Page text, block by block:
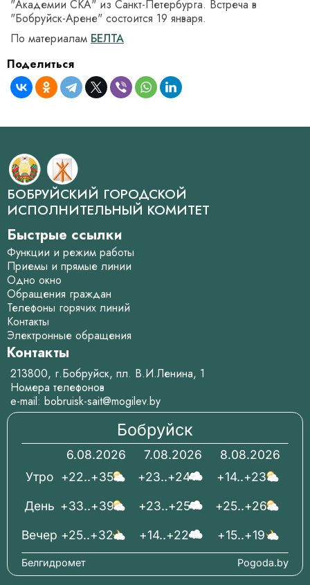
"Академии СКА" из Санкт-Петербурга. Встреча в
"Бобруйск-Арене" состоится 19 января.
По материалам БЕЛТА
Поделиться
БОБРУЙСКИЙ ГОРОДСКОЙ
ИСПОЛНИТЕЛЬНЫЙ КОМИТЕТ
Быстрые ссылки
Функции и режим работы
Приемы и прямые линии
Одно окно
Обращения граждан
Телефоны горячих линий
Контакты
Электронные обращения
Контакты
213800, г.Бобруйск, пл. В.И.Ленина, 1
Номера телефонов
e-mail: bobruisk-sait@mogilev.by
Бобруйск
6.08.2026
+22..+35
+33..+39
+25..+32
7.08.2026
+23..+24
+23..+25
+14..+22
8.08.2026
+14..+23
+25..+26
+15..+19
Вечер
День
Утро
Pogoda.by
Белгидромет